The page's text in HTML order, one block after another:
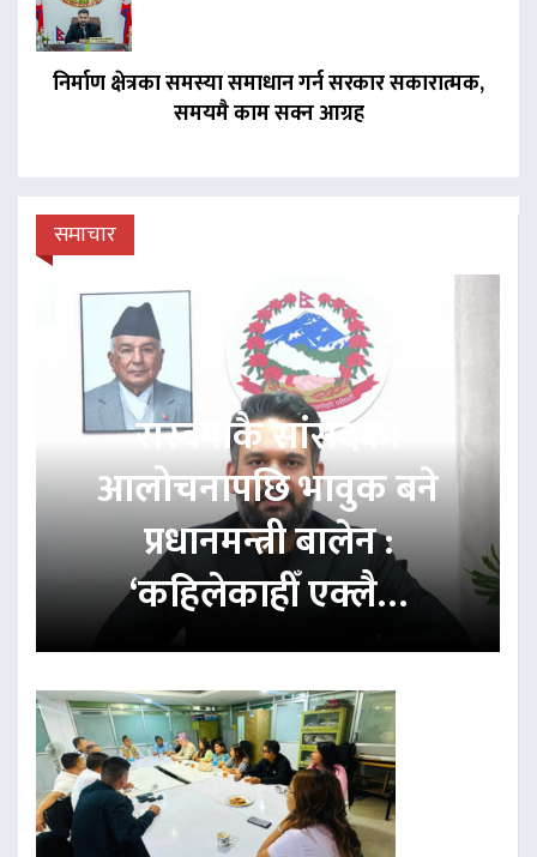
निर्माण क्षेत्रका समस्या समाधान गर्न सरकार सकारात्मक,
समयमै काम सक्न आग्रह
समाचार
रास्वपाकै सांसदको
आलोचनापछि भावुक बने
प्रधानमन्त्री बालेन :
‘कहिलेकाहीँ एक्लै…